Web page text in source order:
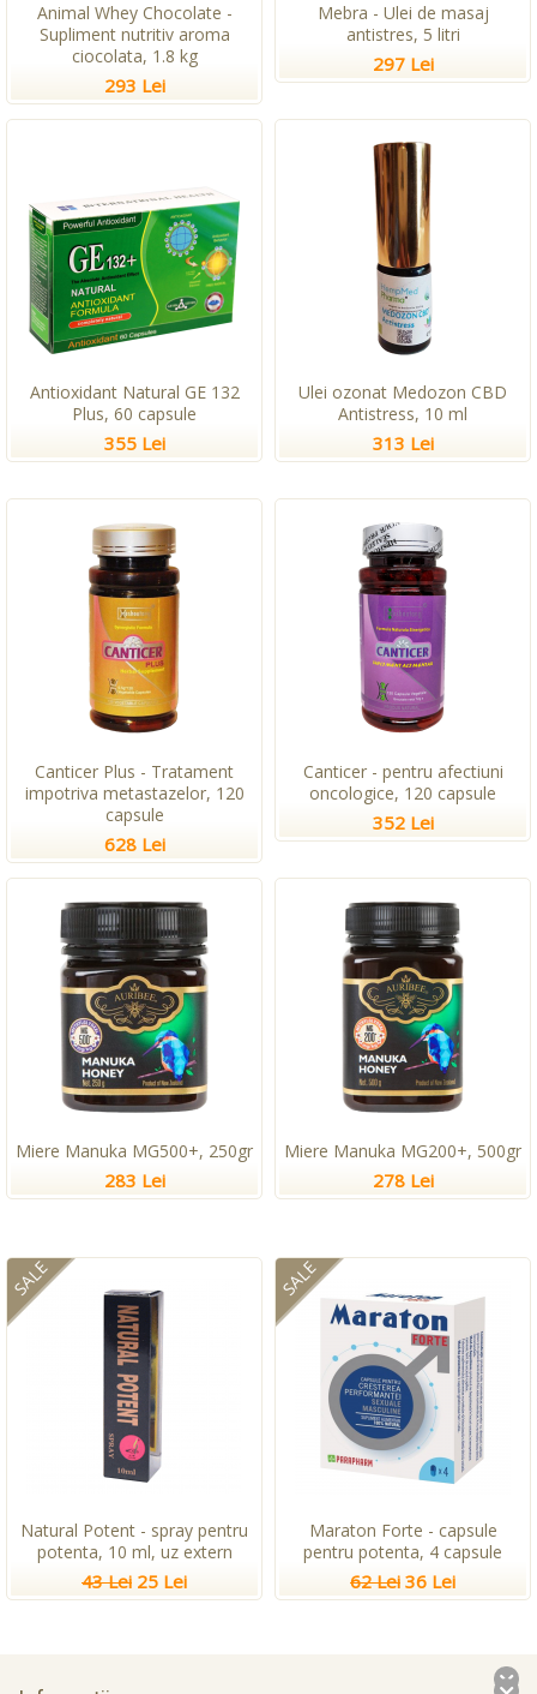
Animal Whey Chocolate -
Supliment nutritiv aroma
ciocolata, 1.8 kg
293 Lei
Mebra - Ulei de masaj
antistres, 5 litri
297 Lei
Antioxidant Natural GE 132
Plus, 60 capsule
355 Lei
Ulei ozonat Medozon CBD
Antistress, 10 ml
313 Lei
Canticer Plus - Tratament
impotriva metastazelor, 120
capsule
628 Lei
Canticer - pentru afectiuni
oncologice, 120 capsule
352 Lei
Miere Manuka MG500+, 250gr
283 Lei
Miere Manuka MG200+, 500gr
278 Lei
SALE
Natural Potent - spray pentru
potenta, 10 ml, uz extern
43 Lei 25 Lei
SALE
Maraton Forte - capsule
pentru potenta, 4 capsule
62 Lei 36 Lei